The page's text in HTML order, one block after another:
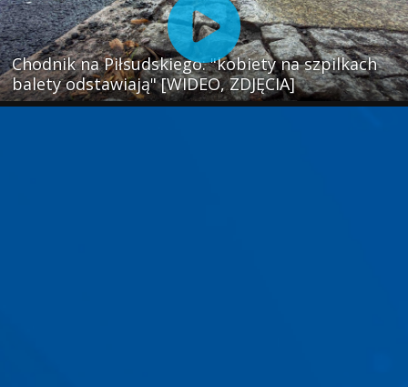
Chodnik na Piłsudskiego: "kobiety na szpilkach
balety odstawiają" [WIDEO, ZDJĘCIA]